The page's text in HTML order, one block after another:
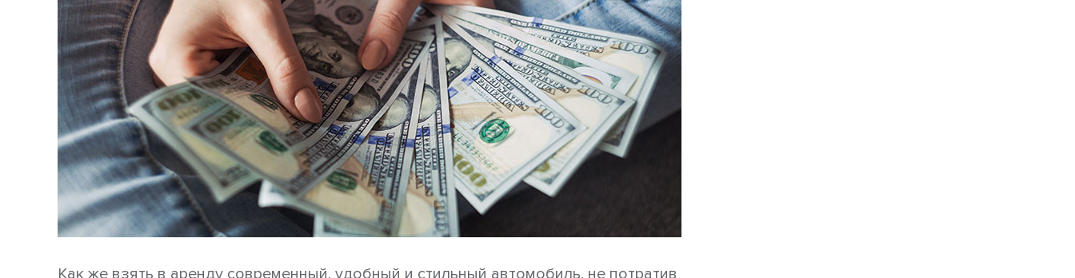
Как же взять в аренду современный, удобный и стильный автомобиль, не потратив